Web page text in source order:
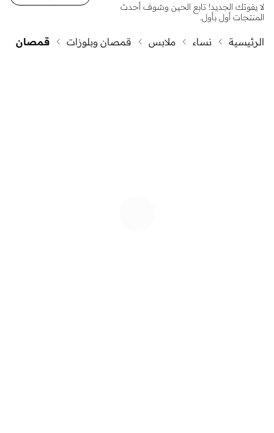
لا يفوتك الجديد! تابع الحين وشوف أحدث
المنتجات أول بأول.
الرئيسية نساء ملابس قمصان وبلوزات قمصان